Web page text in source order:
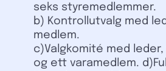
seks
b) Kontrollutvalg med
medlem.
c)Valgkomité med
og ett varamedlem.